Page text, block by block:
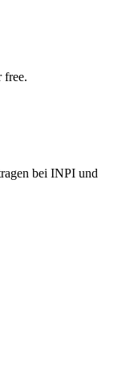
free.
bei INPI und